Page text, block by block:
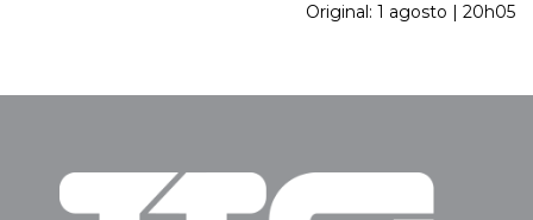
Original: 1 agosto | 20h05